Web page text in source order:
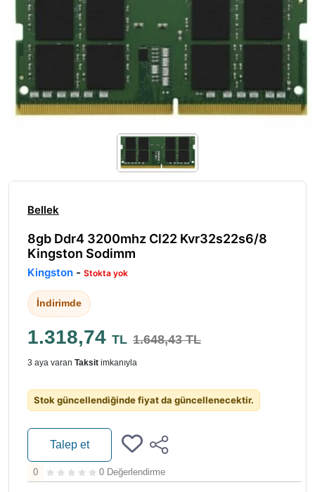
Bellek
8gb Ddr4 3200mhz Cl22 Kvr32s22s6/8
Kingston Sodimm
Kingston - Stokta yok
İndirimde
1.318,74 TL 1.648,43 TL
3 aya varan Taksit imkanıyla
Stok güncellendiğinde fiyat da güncellenecektir.
Talep et
0 0 Değerlendirme